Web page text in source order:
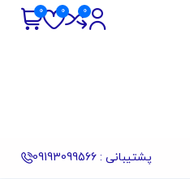
پشتیبانی : 09193099566